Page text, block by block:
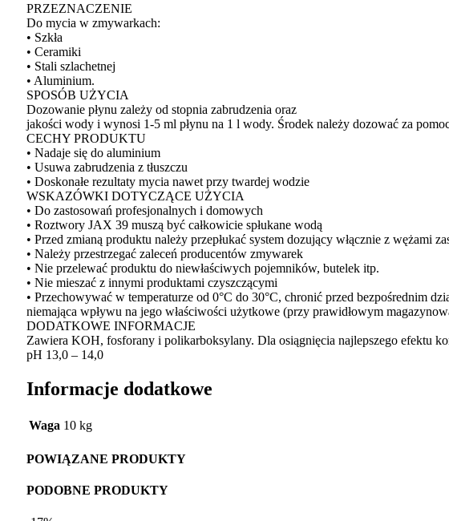
PRZEZNACZENIE
Do mycia w zmywarkach:
• Szkła
• Ceramiki
• Stali szlachetnej
• Aluminium.
SPOSÓB UŻYCIA
Dozowanie płynu zależy od stopnia zabrudzenia oraz
jakości wody i wynosi 1-5 ml płynu na 1 l wody. Środek należy dozować za
CECHY PRODUKTU
• Nadaje się do aluminium
• Usuwa zabrudzenia z tłuszczu
• Doskonałe rezultaty mycia nawet przy twardej wodzie
WSKAZÓWKI DOTYCZĄCE UŻYCIA
• Do zastosowań profesjonalnych i domowych
• Roztwory JAX 39 muszą być całkowicie spłukane wodą
• Przed zmianą produktu należy przepłukać system dozujący włącznie z wężami
• Należy przestrzegać zaleceń producentów zmywarek
• Nie przelewać produktu do niewłaściwych pojemników, butelek itp.
• Nie mieszać z innymi produktami czyszczącymi
• Przechowywać w temperaturze od 0°C do 30°C, chronić przed bezpośrednim
niemająca wpływu na jego właściwości użytkowe (przy prawidłowym
DODATKOWE INFORMACJE
Zawiera KOH, fosforany i polikarboksylany. Dla osiągnięcia najlepszego efektu
pH 13,0 – 14,0
Informacje dodatkowe
Waga 10 kg
POWIĄZANE PRODUKTY
PODOBNE PRODUKTY